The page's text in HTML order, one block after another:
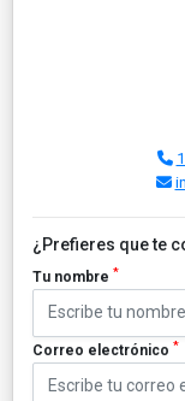
¿Prefieres que te
Tu nombre *
Correo electrónico *